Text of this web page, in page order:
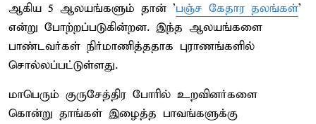
ஆகிய 5 ஆலயங்களும் தான் 'பஞ்ச கேதார தலங்கள்’
என்று போற்றப்படுகின்றன. இந்த ஆலயங்களை
பாண்டவர்கள் நிர்மாணித்ததாக புராணங்களில்
சொல்லப்பட்டுள்ளது.
மாபெரும் குருசேத்திர போரில் உறவினர்களை
கொன்று தாங்கள் இழைத்த பாவங்களுக்கு